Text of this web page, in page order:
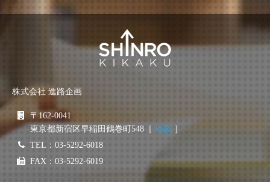
株式会社 進路企画
〒162-0041
東京都新宿区早稲田鶴巻町548［ 地図 ］
TEL：03-5292-6018
FAX：03-5292-6019